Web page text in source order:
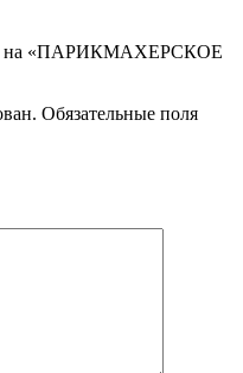
на «ПАРИКМАХЕРСКОЕ
Обязательные поля